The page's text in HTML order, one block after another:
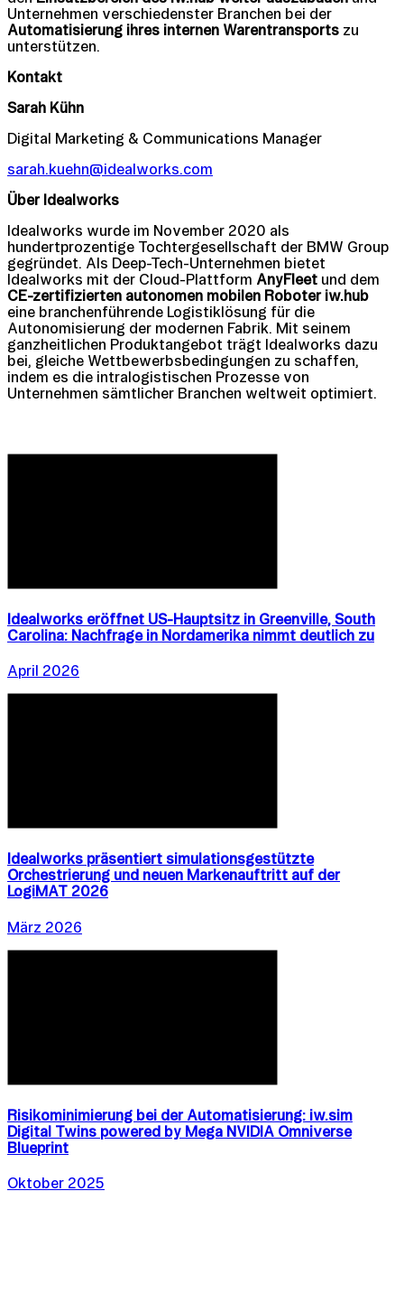
Unternehmen verschiedenster Branchen bei der
Automatisierung ihres internen Warentransports zu
unterstützen.
Kontakt
Sarah Kühn
Digital Marketing & Communications Manager
sarah.kuehn@idealworks.com
Über Idealworks
Idealworks wurde im November 2020 als
hundertprozentige Tochtergesellschaft der BMW Group
gegründet. Als Deep-Tech-Unternehmen bietet
Idealworks mit der Cloud-Plattform AnyFleet und dem
CE-zertifizierten autonomen mobilen Roboter iw.hub
eine branchenführende Logistiklösung für die
Autonomisierung der modernen Fabrik. Mit seinem
ganzheitlichen Produktangebot trägt Idealworks dazu
bei, gleiche Wettbewerbsbedingungen zu schaffen,
indem es die intralogistischen Prozesse von
Unternehmen sämtlicher Branchen weltweit optimiert.
Idealworks eröffnet US-Hauptsitz in Greenville, South
Carolina: Nachfrage in Nordamerika nimmt deutlich zu
April 2026
Idealworks präsentiert simulationsgestützte
Orchestrierung und neuen Markenauftritt auf der
LogiMAT 2026
März 2026
Risikominimierung bei der Automatisierung: iw.sim
Digital Twins powered by Mega NVIDIA Omniverse
Blueprint
Oktober 2025